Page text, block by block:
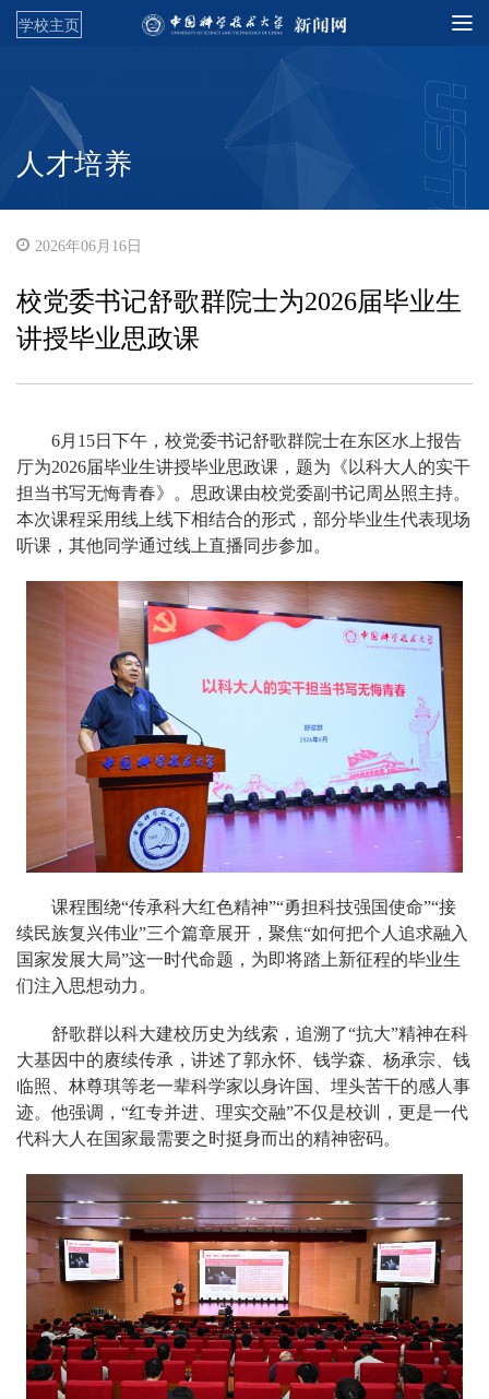
学校主页
人才培养
2026年06月16日
校党委书记舒歌群院士为2026届毕业生
讲授毕业思政课
6月15日下午，校党委书记舒歌群院士在东区水上报告
厅为2026届毕业生讲授毕业思政课，题为《以科大人的实干
担当书写无悔青春》。思政课由校党委副书记周丛照主持。
本次课程采用线上线下相结合的形式，部分毕业生代表现场
听课，其他同学通过线上直播同步参加。
课程围绕“传承科大红色精神”“勇担科技强国使命”“接
续民族复兴伟业”三个篇章展开，聚焦“如何把个人追求融入
国家发展大局”这一时代命题，为即将踏上新征程的毕业生
们注入思想动力。
舒歌群以科大建校历史为线索，追溯了“抗大”精神在科
大基因中的赓续传承，讲述了郭永怀、钱学森、杨承宗、钱
临照、林尊琪等老一辈科学家以身许国、埋头苦干的感人事
迹。他强调，“红专并进、理实交融”不仅是校训，更是一代
代科大人在国家最需要之时挺身而出的精神密码。